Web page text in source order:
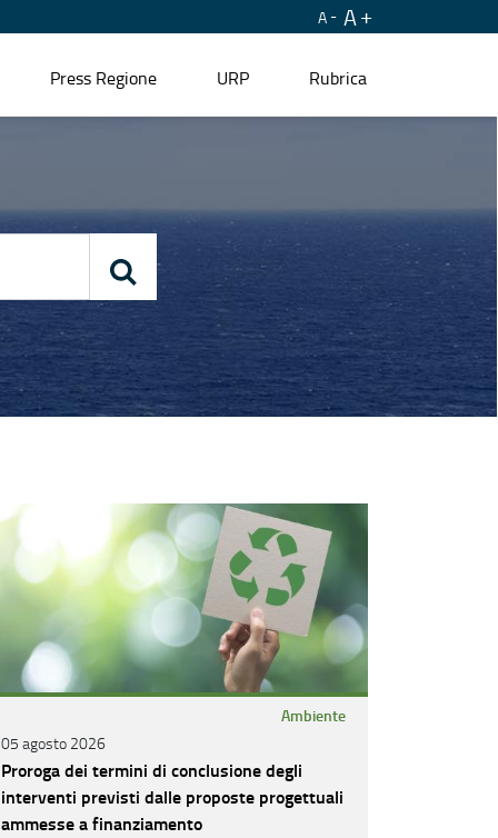
A A
Press Regione URP Rubrica
Ambiente
05 agosto 2026
Proroga dei termini di conclusione degli
interventi previsti dalle proposte progettuali
ammesse a finanziamento